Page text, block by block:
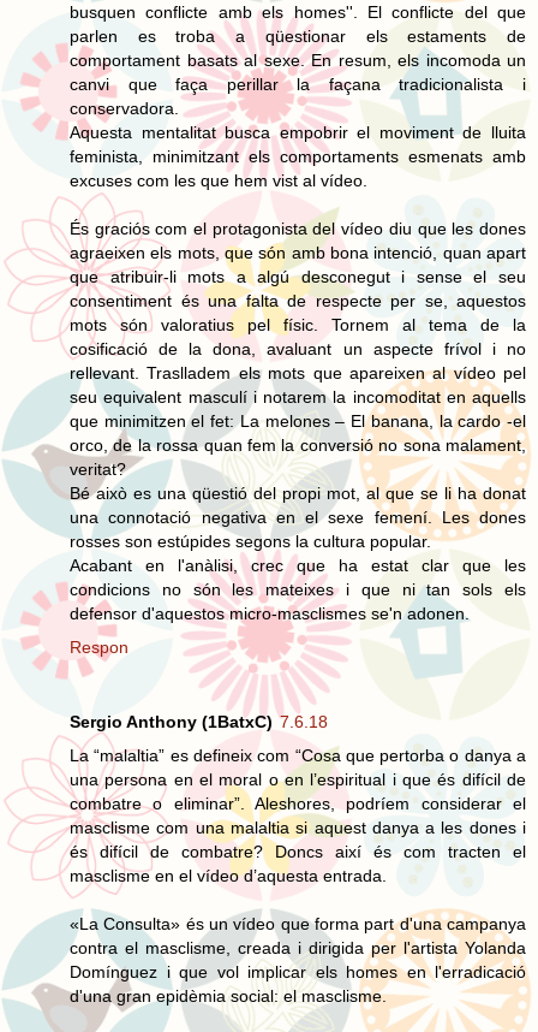
busquen conflicte amb els homes''. El conflicte del que
parlen es troba a qüestionar els estaments de
comportament basats al sexe. En resum, els incomoda un
canvi que faça perillar la façana tradicionalista i
conservadora.
Aquesta mentalitat busca empobrir el moviment de lluita
feminista, minimitzant els comportaments esmenats amb
excuses com les que hem vist al vídeo.
És graciós com el protagonista del vídeo diu que les dones
agraeixen els mots, que són amb bona intenció, quan apart
que atribuir-li mots a algú desconegut i sense el seu
consentiment és una falta de respecte per se, aquestos
mots són valoratius pel físic. Tornem al tema de la
cosificació de la dona, avaluant un aspecte frívol i no
rellevant. Traslladem els mots que apareixen al vídeo pel
seu equivalent masculí i notarem la incomoditat en aquells
que minimitzen el fet: La melones – El banana, la cardo -el
orco, de la rossa quan fem la conversió no sona malament,
veritat?
Bé això es una qüestió del propi mot, al que se li ha donat
una connotació negativa en el sexe femení. Les dones
rosses son estúpides segons la cultura popular.
Acabant en l'anàlisi, crec que ha estat clar que les
condicions no són les mateixes i que ni tan sols els
defensor d'aquestos micro-masclismes se'n adonen.
Respon
Sergio Anthony (1BatxC) 7.6.18
La “malaltia” es defineix com “Cosa que pertorba o danya a
una persona en el moral o en l’espiritual i que és difícil de
combatre o eliminar”. Aleshores, podríem considerar el
masclisme com una malaltia si aquest danya a les dones i
és difícil de combatre? Doncs així és com tracten el
masclisme en el vídeo d’aquesta entrada.
«La Consulta» és un vídeo que forma part d'una campanya
contra el masclisme, creada i dirigida per l'artista Yolanda
Domínguez i que vol implicar els homes en l'erradicació
d'una gran epidèmia social: el masclisme.